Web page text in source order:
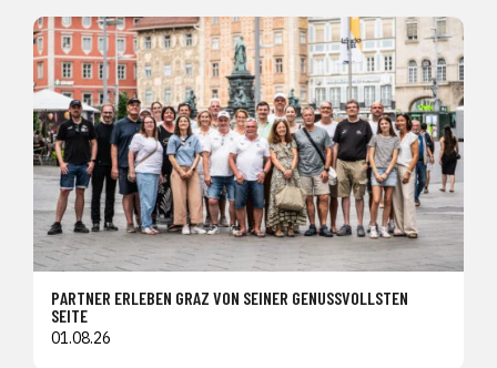
PARTNER ERLEBEN GRAZ VON SEINER GENUSSVOLLSTEN
SEITE
01.08.26